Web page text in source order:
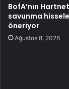
BofA’nın
savunma
öneriyor
Ağustos 8, 2026